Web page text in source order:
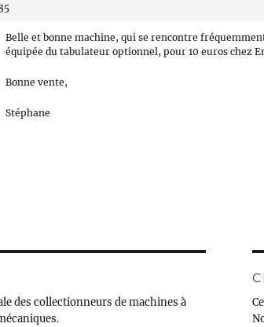
Belle et bonne machine, qui se rencontre
équipée du tabulateur optionnel, pour 10 euros chez
Bonne vente,
Stéphane
des collectionneurs de machines à